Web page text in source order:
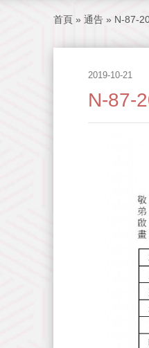
首頁 » 通告 » N-87-
2019-10-21
N-87-